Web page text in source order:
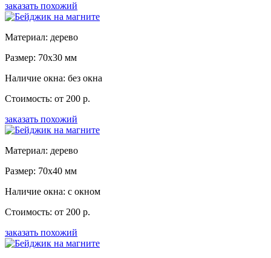
заказать похожий
Материал: дерево
Размер: 70x30 мм
Наличие окна: без окна
Стоимость: от 200 р.
заказать похожий
Материал: дерево
Размер: 70x40 мм
Наличие окна: с окном
Стоимость: от 200 р.
заказать похожий